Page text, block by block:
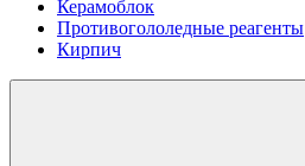
Керамоблок
Противогололедные реагенты
Кирпич